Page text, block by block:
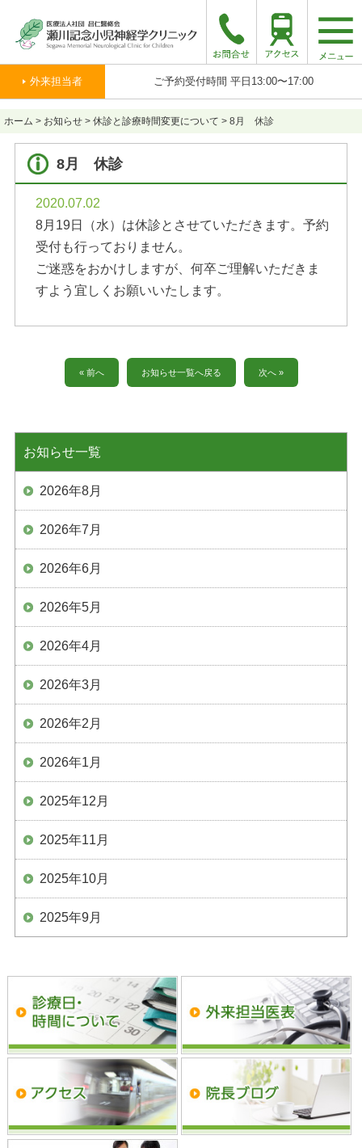
外来担当者 ご予約受付時間 平日13:00〜17:00
ホーム > お知らせ > 休診と診療時間変更について > 8月 休診
8月 休診
2020.07.02
8月19日（水）は休診とさせていただきます。予約
受付も行っておりません。
ご迷惑をおかけしますが、何卒ご理解いただきま
すよう宜しくお願いいたします。
« 前へ お知らせ一覧へ戻る 次へ »
お知らせ一覧
2026年8月
2026年7月
2026年6月
2026年5月
2026年4月
2026年3月
2026年2月
2026年1月
2025年12月
2025年11月
2025年10月
2025年9月